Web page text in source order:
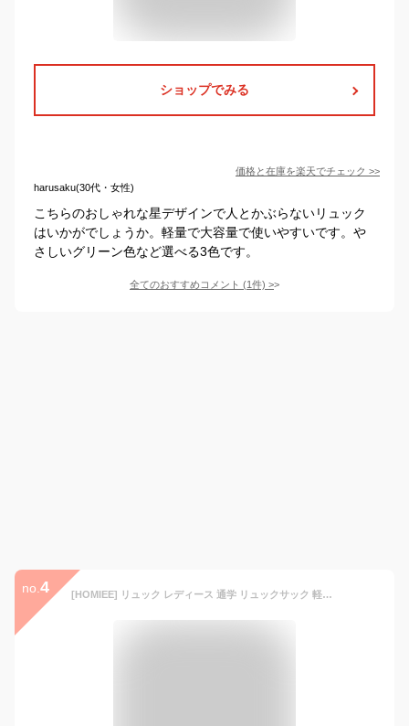
ショップでみる
価格と在庫を楽天でチェック >>
harusaku(30代・女性)
こちらのおしゃれな星デザインで人とかぶらないリュック
はいかがでしょうか。軽量で大容量で使いやすいです。や
さしいグリーン色など選べる3色です。
全てのおすすめコメント (1件) >
no. 4 [HOMIEE] リュック レディース 通学 リュックサック 軽量 大容量 15.6インチPC A4 防水 ビジネス バッグ 大人 おしゃれ 盗難防止 バックパック メンズ 通勤 中学生 高校生 多機能 旅行 プレゼント